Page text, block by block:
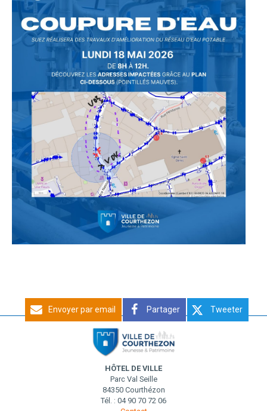
Envoyer par email Partager Tweeter
HÔTEL DE VILLE
Parc Val Seille
84350 Courthézon
Tél. : 04 90 70 72 06